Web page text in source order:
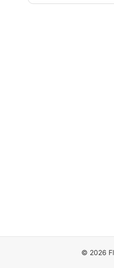
© 2026